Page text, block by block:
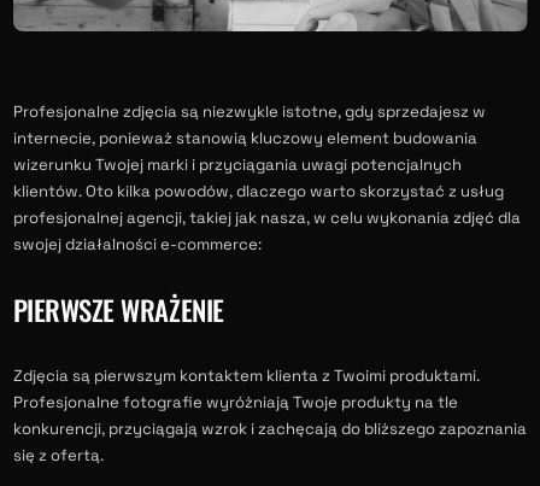
Profesjonalne zdjęcia są niezwykle istotne, gdy sprzedajesz w
internecie, ponieważ stanowią kluczowy element budowania
wizerunku Twojej marki i przyciągania uwagi potencjalnych
klientów. Oto kilka powodów, dlaczego warto skorzystać z usług
profesjonalnej agencji, takiej jak nasza, w celu wykonania zdjęć dla
swojej działalności e-commerce:
PIERWSZE WRAŻENIE
Zdjęcia są pierwszym kontaktem klienta z Twoimi produktami.
Profesjonalne fotografie wyróżniają Twoje produkty na tle
konkurencji, przyciągają wzrok i zachęcają do bliższego zapoznania
się z ofertą.